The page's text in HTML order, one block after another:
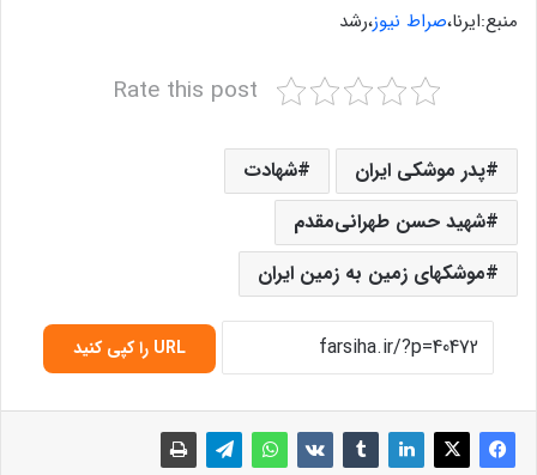
منبع:ایرنا،صراط نیوز،رشد
Rate this post
پدر موشکی ایران
شهادت
شهید حسن طهرانی‌مقدم
موشکهای زمین به زمین ایران
URL را کپی کنید